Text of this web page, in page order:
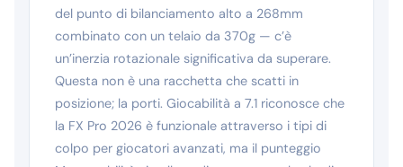
del punto di bilanciamento alto a 268mm
combinato con un telaio da 370g — c’è
un’inerzia rotazionale significativa da superare.
Questa non è una racchetta che scatti in
posizione; la porti. Giocabilità a 7.1 riconosce che
la FX Pro 2026 è funzionale attraverso i tipi di
colpo per giocatori avanzati, ma il punteggio